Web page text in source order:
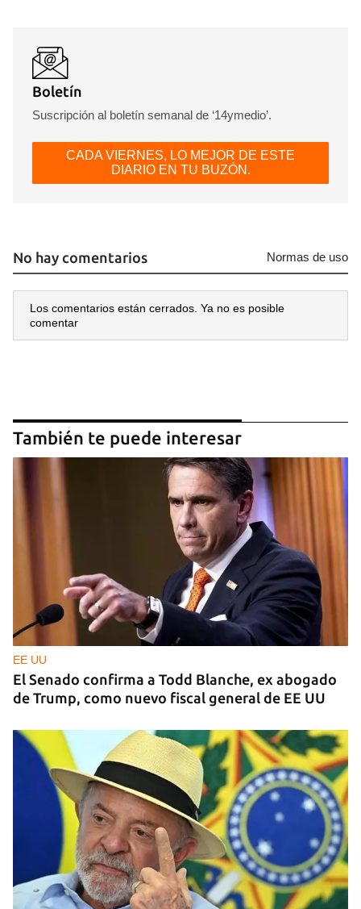
Boletín
Suscripción al boletín semanal de ‘14ymedio’.
CADA VIERNES, LO MEJOR DE ESTE
DIARIO EN TU BUZÓN.
No hay comentarios Normas de uso
Los comentarios están cerrados. Ya no es posible
comentar
También te puede interesar
EE UU
El Senado confirma a Todd Blanche, ex abogado
de Trump, como nuevo fiscal general de EE UU